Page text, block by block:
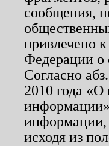
сообщения,
привлечено
Федерации о
Согласно
2010 года
информации,
исходя из